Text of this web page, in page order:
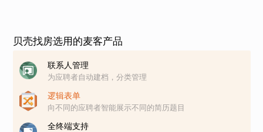
贝壳找房选用的麦客产品
联系人管理
为应聘者自动建档，分类管理
逻辑表单
向不同的应聘者智能展示不同的简历题目
全终端支持